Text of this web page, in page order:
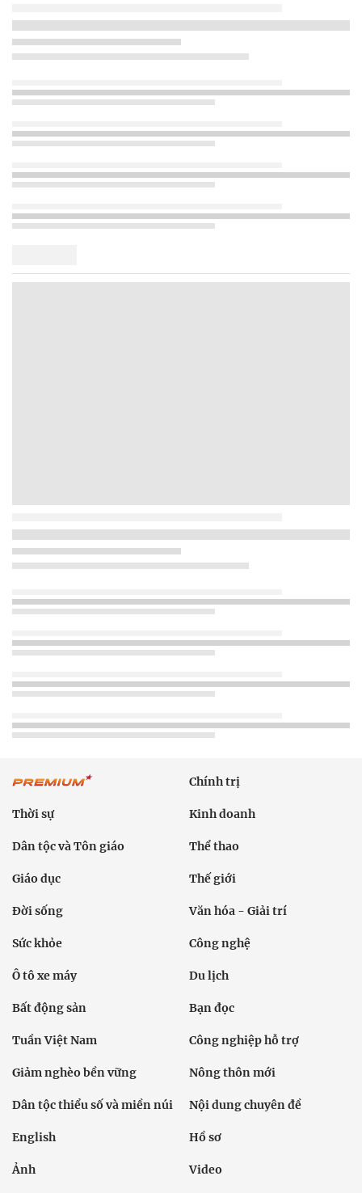
Chính trị
Thời sự Kinh doanh
Dân tộc và Tôn giáo Thể thao
Giáo dục Thế giới
Đời sống Văn hóa - Giải trí
Sức khỏe Công nghệ
Ô tô xe máy Du lịch
Bất động sản Bạn đọc
Tuần Việt Nam Công nghiệp hỗ trợ
Giảm nghèo bền vững Nông thôn mới
Dân tộc thiểu số và miền núi Nội dung chuyên đề
English Hồ sơ
Ảnh Video